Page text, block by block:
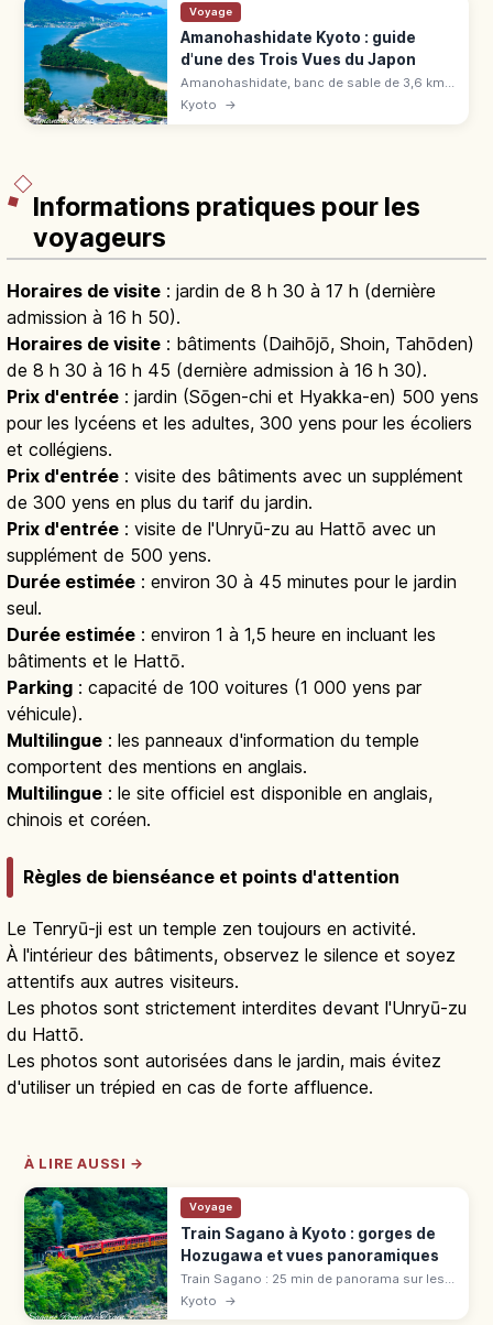
Voyage
Amanohashidate Kyoto : guide
d'une des Trois Vues du Japon
Amanohashidate, banc de sable de 3,6 km
bordé de 6 700 pins : une des Trois Vues du
Japon. Panoramas, vélo, spécialités, accès
Kyoto →
Informations pratiques pour les
voyageurs
Horaires de visite : jardin de 8 h 30 à 17 h (dernière
admission à 16 h 50).
Horaires de visite : bâtiments (Daihōjō, Shoin, Tahōden)
de 8 h 30 à 16 h 45 (dernière admission à 16 h 30).
Prix d'entrée : jardin (Sōgen-chi et Hyakka-en) 500 yens
pour les lycéens et les adultes, 300 yens pour les écoliers
et collégiens.
Prix d'entrée : visite des bâtiments avec un supplément
de 300 yens en plus du tarif du jardin.
Prix d'entrée : visite de l'Unryū-zu au Hattō avec un
supplément de 500 yens.
Durée estimée : environ 30 à 45 minutes pour le jardin
seul.
Durée estimée : environ 1 à 1,5 heure en incluant les
bâtiments et le Hattō.
Parking : capacité de 100 voitures (1 000 yens par
véhicule).
Multilingue : les panneaux d'information du temple
comportent des mentions en anglais.
Multilingue : le site officiel est disponible en anglais,
chinois et coréen.
Règles de bienséance et points d'attention
Le Tenryū-ji est un temple zen toujours en activité.
À l'intérieur des bâtiments, observez le silence et soyez
attentifs aux autres visiteurs.
Les photos sont strictement interdites devant l'Unryū-zu
du Hattō.
Les photos sont autorisées dans le jardin, mais évitez
d'utiliser un trépied en cas de forte affluence.
À LIRE AUSSI →
Voyage
Train Sagano à Kyoto : gorges de
Hozugawa et vues panoramiques
Train Sagano : 25 min de panorama sur les
gorges de Hozugawa (7,3 km). Tarif 880 ¥,
voiture « The Rich », réservation cerisiers et
Kyoto →